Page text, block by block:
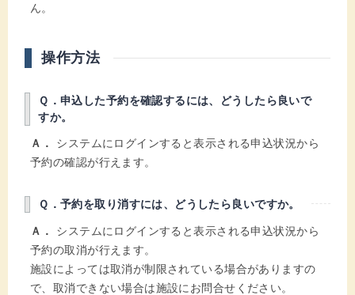
ん。
操作方法
Ｑ．申込した予約を確認するには、どうしたら良いで
すか。
Ａ．
システムにログインすると表示される申込状況から
予約の確認が行えます。
Ｑ．予約を取り消すには、どうしたら良いですか。
Ａ．
システムにログインすると表示される申込状況から
予約の取消が行えます。
施設によっては取消が制限されている場合がありますの
で、取消できない場合は施設にお問合せください。